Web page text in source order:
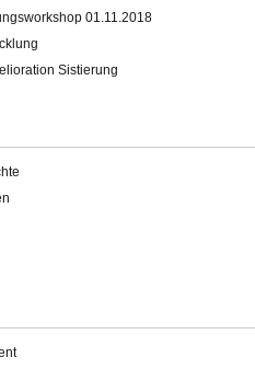
01.11.2018
Sistierung